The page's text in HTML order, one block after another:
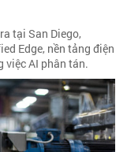
tại San Diego,
Edge, nền tảng điện
việc AI phân tán.